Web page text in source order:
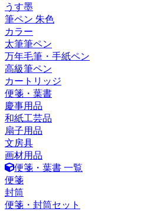
うす墨
筆ペン 朱色
カラー
太筆筆ペン
万年毛筆・手紙ペン
高級筆ペン
カートリッジ
便箋・葉書
慶事用品
和紙工芸品
扇子用品
文房具
画材用品
便箋・葉書 一覧
便箋
封筒
便箋・封筒セット